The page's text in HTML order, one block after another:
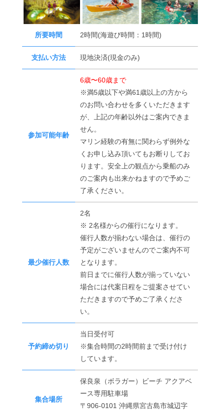
所要時間 2時間(海遊び時間：1時間)
支払い方法 現地決済(現金のみ)
参加可能年齢
6歳〜60歳まで
※満5歳以下や満61歳以上の方から
のお問い合わせを多くいただきます
が、上記の年齢以外はご案内できま
せん。
マリン経験の有無に関わらず例外な
くお申し込み頂いてもお断りしてお
ります。安全上の観点から乗船のみ
のご案内も出来かねますので予めご
了承ください。
最少催行人数
2名
※ 2名様からの催行になります。
催行人数が揃わない場合は、催行の
予定がございませんのでご案内不可
となります。
前日までに催行人数が揃っていない
場合には代案日程をご提案させてい
ただきますので予めご了承くださ
い。
予約締め切り
当日受付可
※集合時間の2時間前まで受け付け
しています。
集合場所
保良泉（ボラガー）ビーチ アクアベ
ース専用駐車場
〒906-0101 沖縄県宮古島市城辺字